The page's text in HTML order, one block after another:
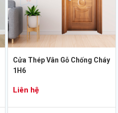
Cửa Thép Vân Gỗ Chống Cháy
1H6
Liên hệ